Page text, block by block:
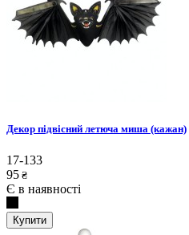
Декор підвісний летюча миша (кажан)
17-133
95 ₴
Є в наявності
Купити